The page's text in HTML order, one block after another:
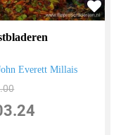
Everett Millais